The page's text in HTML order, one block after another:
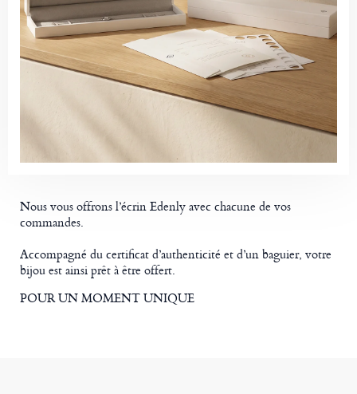
Nous vous offrons l’écrin Edenly avec chacune de vos
commandes.
Accompagné du certificat d’authenticité et d’un baguier, votre
bijou est ainsi prêt à être offert.
POUR UN MOMENT UNIQUE